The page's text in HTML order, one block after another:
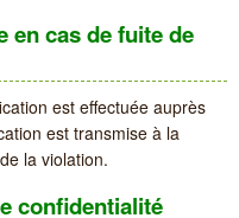
cas de fuite de
est effectuée auprès
est transmise à la
la violation.
confidentialité